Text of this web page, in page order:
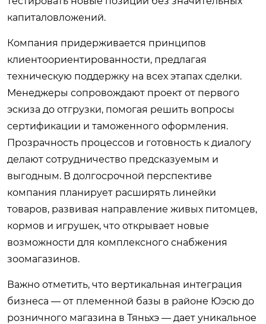
капиталовложений.
Компания придерживается принципов
клиентоориентированности, предлагая
техническую поддержку на всех этапах сделки.
Менеджеры сопровождают проект от первого
эскиза до отгрузки, помогая решить вопросы
сертификации и таможенного оформления.
Прозрачность процессов и готовность к диалогу
делают сотрудничество предсказуемым и
выгодным. В долгосрочной перспективе
компания планирует расширять линейки
товаров, развивая направление живых питомцев,
кормов и игрушек, что открывает новые
возможности для комплексного снабжения
зоомагазинов.
Важно отметить, что вертикальная интеграция
бизнеса — от племенной базы в районе Юэсю до
розничного магазина в Тяньхэ — дает уникальное